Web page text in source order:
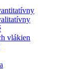
vlákien